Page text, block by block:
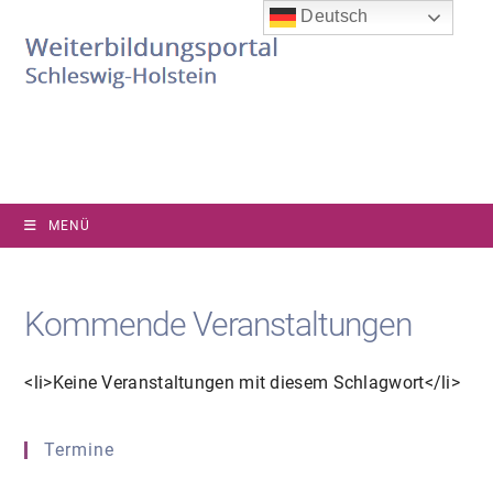
Inhalt
springen
MENÜ
Kommende Veranstaltungen
<li>Keine Veranstaltungen mit diesem Schlagwort</li>
Termine
Deutsch